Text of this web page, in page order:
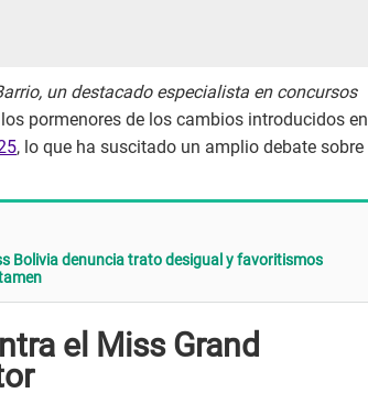
un destacado especialista en concursos
pormenores de los cambios introducidos en
, lo que ha suscitado un amplio debate sobre
Bolivia denuncia trato desigual y favoritismos
el Miss Grand